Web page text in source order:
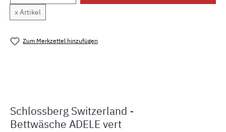
x Artikel
Zum Merkzettel hinzufügen
Schlossberg Switzerland -
Bettwäsche ADELE vert